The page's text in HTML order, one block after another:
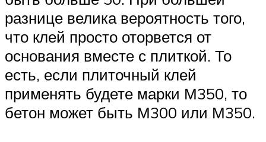
разнице велика вероятность того,
что клей просто оторвется от
основания вместе с плиткой. То
есть, если плиточный клей
применять будете марки М350, то
бетон может быть М300 или М350.